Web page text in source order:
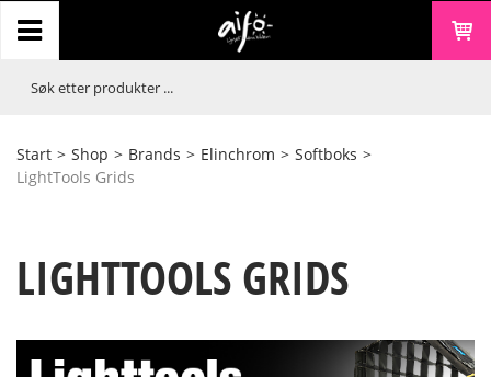
Start > Shop > Brands > Elinchrom > Softboks >
LightTools Grids
LIGHTTOOLS GRIDS